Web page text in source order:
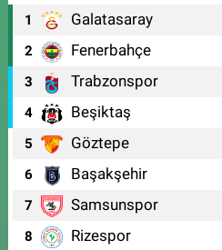
1 Galatasaray
2 Fenerbahçe
3 Trabzonspor
4 Beşiktaş
5 Göztepe
6 Başakşehir
7 Samsunspor
8 Rizespor